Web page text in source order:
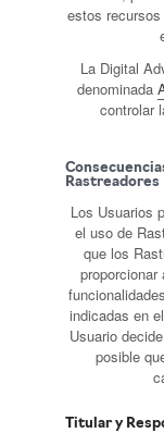
estos
La Digital
denominada
controlar
Rastreadores
Los Usuarios
el uso de
que los
indicadas en
Usuario
posible
Titular y